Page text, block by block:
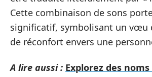
Cette combinaison de sons
significatif, symbolisant un vœu
de réconfort envers une
A lire aussi : Explorez des